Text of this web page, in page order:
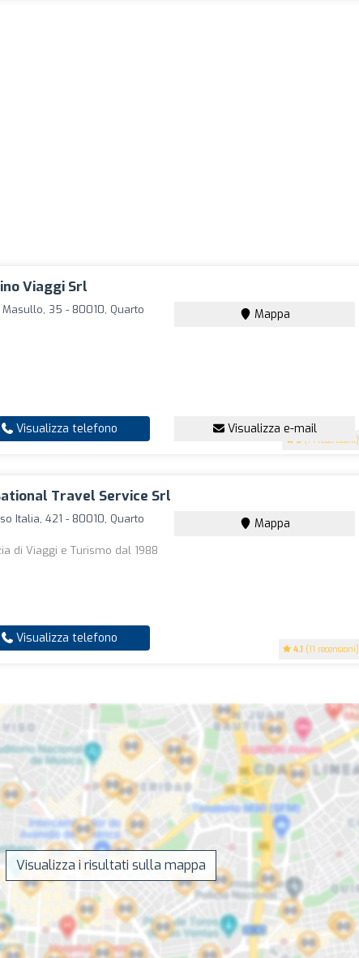
Viaggi Srl
3 (14 recensioni)
Masullo, 35 - 80010, Quarto Mappa
Visualizza telefono Visualizza e-mail
Travel Service Srl
4.1 (11 recensioni)
Italia, 421 - 80010, Quarto Mappa
di Viaggi e Turismo dal 1988
Visualizza telefono
Visualizza i risultati sulla mappa